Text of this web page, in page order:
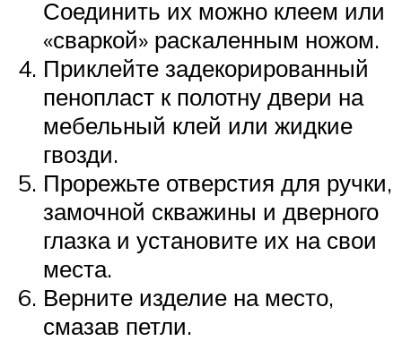
Соединить их можно клеем или
«сваркой» раскаленным ножом.
Приклейте задекорированный
пенопласт к полотну двери на
мебельный клей или жидкие
гвозди.
Прорежьте отверстия для ручки,
замочной скважины и дверного
глазка и установите их на свои
места.
Верните изделие на место,
смазав петли.